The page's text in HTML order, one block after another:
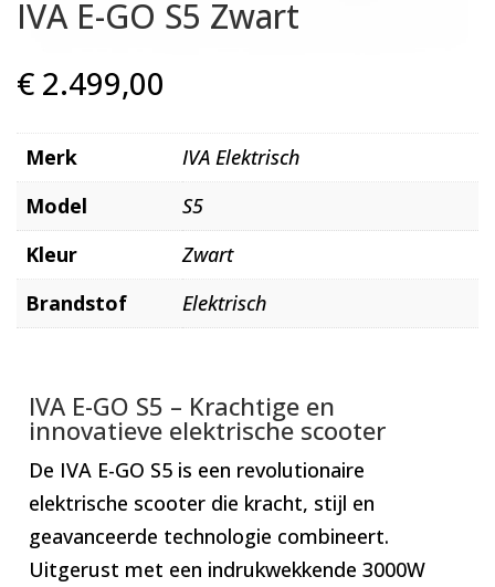
IVA E-GO S5 Zwart
€ 2.499,00
Merk
IVA Elektrisch
Model
S5
Kleur
Zwart
Brandstof
Elektrisch
IVA E-GO S5 – Krachtige en
innovatieve elektrische scooter
De IVA E-GO S5 is een revolutionaire
elektrische scooter die kracht, stijl en
geavanceerde technologie combineert.
Uitgerust met een indrukwekkende 3000W